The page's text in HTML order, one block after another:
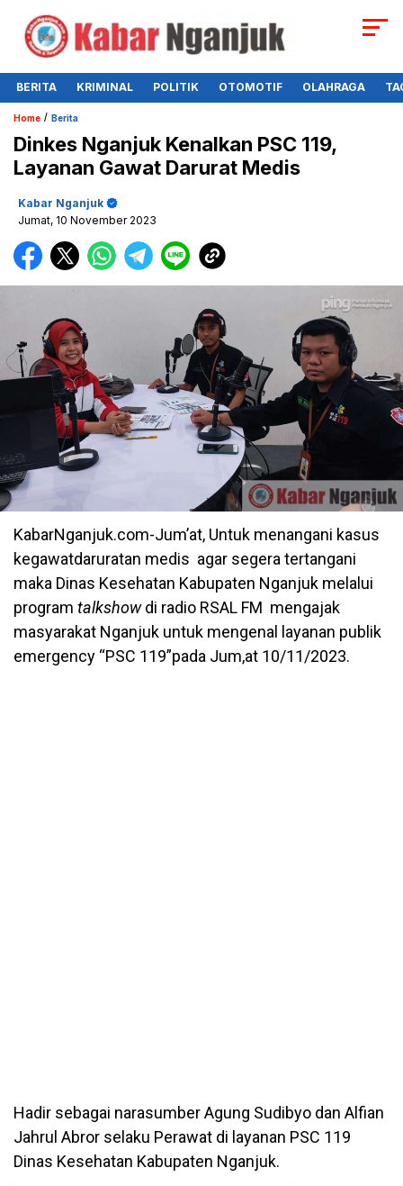
BERITA KRIMINAL POLITIK OTOMOTIF OLAHRAGA
Home / Berita
Dinkes Nganjuk Kenalkan PSC 119,
Layanan Gawat Darurat Medis
Kabar Nganjuk
Jumat, 10 November 2023
KabarNganjuk.com-Jum’at, Untuk menangani kasus
kegawatdaruratan medis agar segera tertangani
maka Dinas Kesehatan Kabupaten Nganjuk melalui
program talkshowdi radio RSAL FM mengajak
masyarakat Nganjuk untuk mengenal layanan publik
emergency “PSC 119”pada Jum,at 10/11/2023.
Hadir sebagai narasumber Agung Sudibyo dan Alfian
Jahrul Abror selaku Perawat di layanan PSC 119
Dinas Kesehatan Kabupaten Nganjuk.